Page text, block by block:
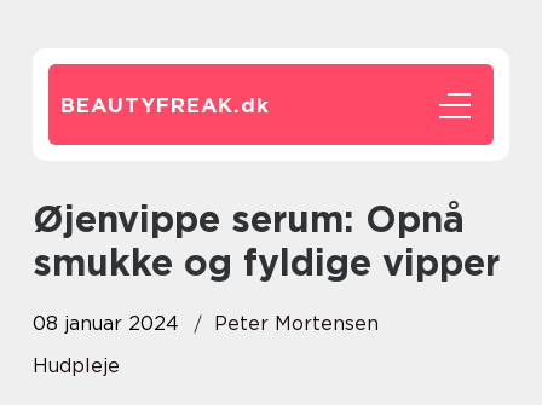
BEAUTYFREAK.dk
Øjenvippe serum: Opnå
smukke og fyldige vipper
08 januar 2024
Peter Mortensen
Hudpleje